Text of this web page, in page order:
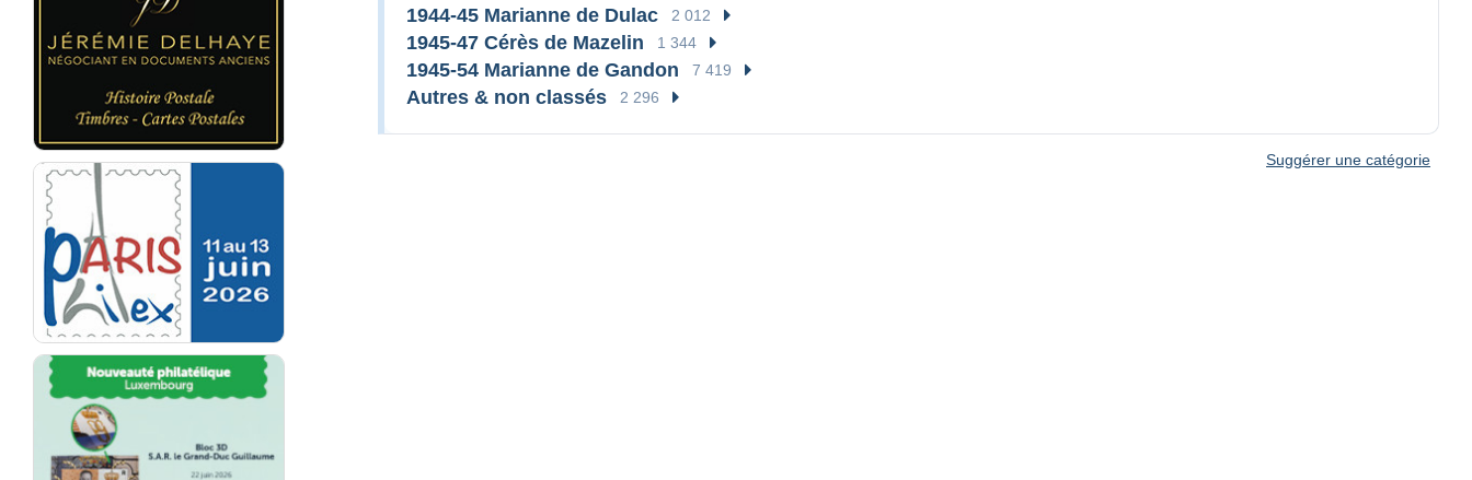
1944-45 Marianne de Dulac 2 012
1945-47 Cérès de Mazelin 1 344
1945-54 Marianne de Gandon 7 419
Autres & non classés 2 296
Suggérer une catégorie